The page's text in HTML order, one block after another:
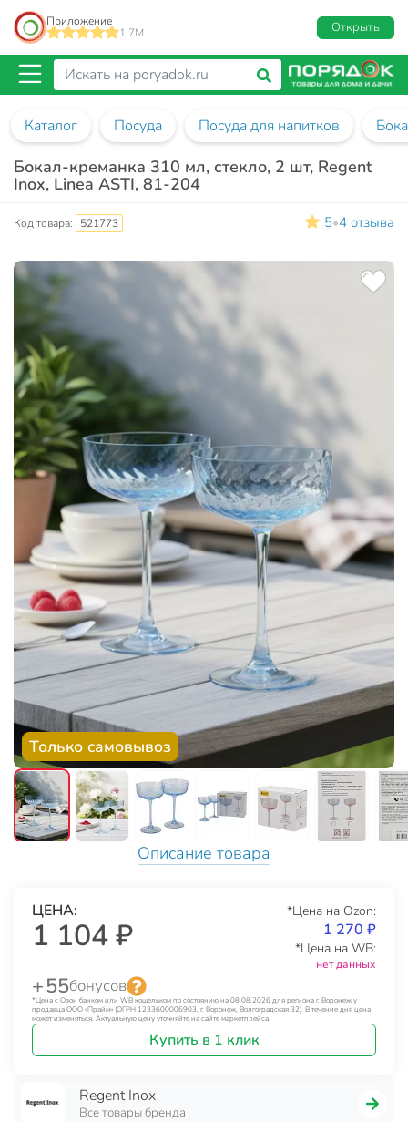
Приложение
1.7M
Открыть
Каталог Посуда Посуда для напитков
Бокал-креманка 310 мл, стекло, 2 шт, Regent
Inox, Linea ASTI, 81-204
Код товара: 521773 5•4 отзыва
Только самовывоз
Описание товара
ЦЕНА:
1 104 ₽
*Цена на Ozon:
1 270 ₽
*Цена на WB:
нет данных
+ 55бонусов
*Цена с Озон банком или WB кошельком по состоянию на 08.08.2026 для региона г. Воронеж у
продавца ООО «Прайм» (ОГРН 1233600006903, г. Воронеж, Волгоградская 32). В течение дня цена
может изменяться. Актуальную цену уточняйте на сайте маркетплейса.
Купить в 1 клик
Regent Inox
Все товары бренда